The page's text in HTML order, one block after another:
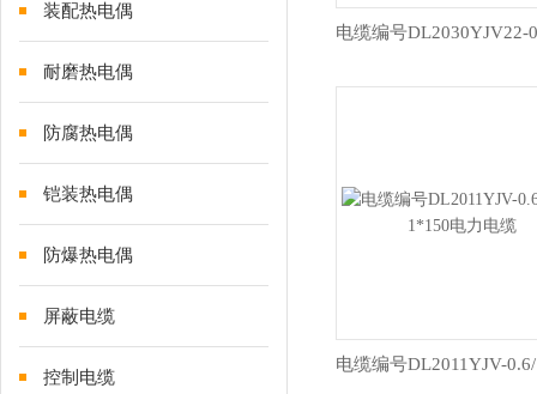
装配热电偶
耐磨热电偶
防腐热电偶
铠装热电偶
防爆热电偶
屏蔽电缆
控制电缆